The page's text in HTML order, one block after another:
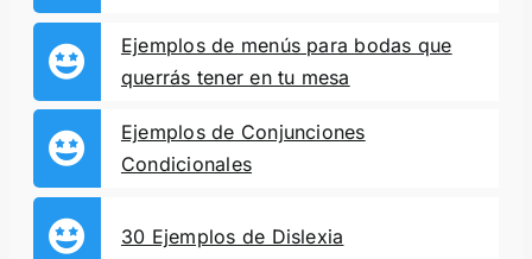
Ejemplos de menús para bodas que
querrás tener en tu mesa
Ejemplos de Conjunciones
Condicionales
30 Ejemplos de Dislexia